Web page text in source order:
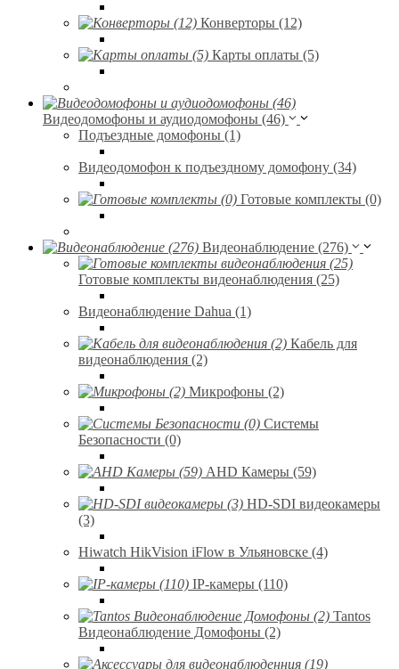
Конверторы (12)
Карты оплаты (5)
Видеодомофоны и аудиодомофоны (46)
Подъездные домофоны (1)
Видеодомофон к подъездному домофону (34)
Готовые комплекты (0)
Видеонаблюдение (276)
Готовые комплекты видеонаблюдения (25)
Видеонаблюдение Dahua (1)
Кабель для
видеонаблюдения (2)
Микрофоны (2)
Системы
Безопасности (0)
AHD Камеры (59)
HD-SDI видеокамеры
(3)
Hiwatch HikVision iFlow в Ульяновске (4)
IP-камеры (110)
Tantos
Видеонаблюдение Домофоны (2)